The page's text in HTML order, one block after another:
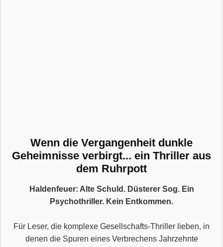
Wenn die Vergangenheit dunkle
Geheimnisse verbirgt... ein Thriller aus
dem Ruhrpott
Haldenfeuer: Alte Schuld. Düsterer Sog. Ein
Psychothriller. Kein Entkommen.
Für Leser, die komplexe Gesellschafts-Thriller lieben, in
denen die Spuren eines Verbrechens Jahrzehnte